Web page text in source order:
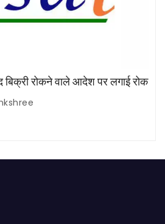
बिक्री रोकने वाले आदेश पर लगाई रोक